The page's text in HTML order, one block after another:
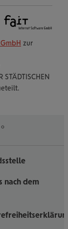
zur
nach dem